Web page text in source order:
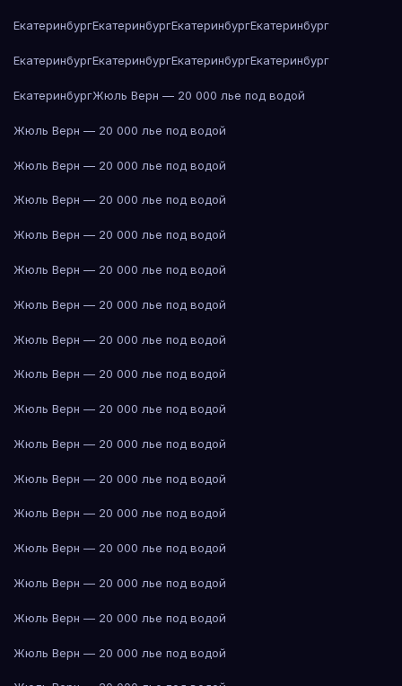
ЕкатеринбургЕкатеринбургЕкатеринбургЕкатеринбург
ЕкатеринбургЕкатеринбургЕкатеринбургЕкатеринбург
ЕкатеринбургЖюль Верн — 20 000 лье под водой
Жюль Верн — 20 000 лье под водой
Жюль Верн — 20 000 лье под водой
Жюль Верн — 20 000 лье под водой
Жюль Верн — 20 000 лье под водой
Жюль Верн — 20 000 лье под водой
Жюль Верн — 20 000 лье под водой
Жюль Верн — 20 000 лье под водой
Жюль Верн — 20 000 лье под водой
Жюль Верн — 20 000 лье под водой
Жюль Верн — 20 000 лье под водой
Жюль Верн — 20 000 лье под водой
Жюль Верн — 20 000 лье под водой
Жюль Верн — 20 000 лье под водой
Жюль Верн — 20 000 лье под водой
Жюль Верн — 20 000 лье под водой
Жюль Верн — 20 000 лье под водой